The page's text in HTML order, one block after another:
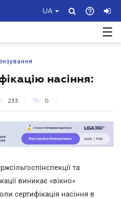
UA
насіння:
233 0
та
виникає «вікно»
сертифікація насіння в